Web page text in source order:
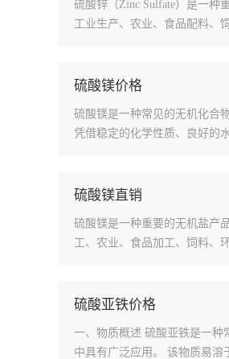
硫酸锌（Zinc Sulfate）是一种
工业生产、农业、食品配料、
硫酸镁价格
硫酸镁是一种常见的无机化合
凭借稳定的化学性质、良好的
硫酸镁直销
硫酸镁是一种重要的无机盐产
工、农业、食品加工、饲料、
硫酸亚铁价格
一、物质概述 硫酸亚铁是一种
中具有广泛应用。 该物质易